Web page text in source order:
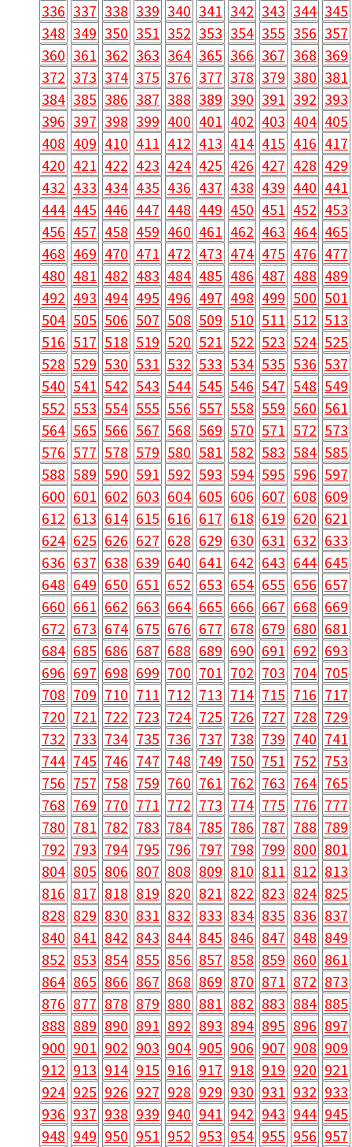
336 337 338 339 340 341 342 343 344 345
348 349 350 351 352 353 354 355 356 357
360 361 362 363 364 365 366 367 368 369
372 373 374 375 376 377 378 379 380 381
384 385 386 387 388 389 390 391 392 393
396 397 398 399 400 401 402 403 404 405
408 409 410 411 412 413 414 415 416 417
420 421 422 423 424 425 426 427 428 429
432 433 434 435 436 437 438 439 440 441
444 445 446 447 448 449 450 451 452 453
456 457 458 459 460 461 462 463 464 465
468 469 470 471 472 473 474 475 476 477
480 481 482 483 484 485 486 487 488 489
492 493 494 495 496 497 498 499 500 501
504 505 506 507 508 509 510 511 512 513
516 517 518 519 520 521 522 523 524 525
528 529 530 531 532 533 534 535 536 537
540 541 542 543 544 545 546 547 548 549
552 553 554 555 556 557 558 559 560 561
564 565 566 567 568 569 570 571 572 573
576 577 578 579 580 581 582 583 584 585
588 589 590 591 592 593 594 595 596 597
600 601 602 603 604 605 606 607 608 609
612 613 614 615 616 617 618 619 620 621
624 625 626 627 628 629 630 631 632 633
636 637 638 639 640 641 642 643 644 645
648 649 650 651 652 653 654 655 656 657
660 661 662 663 664 665 666 667 668 669
672 673 674 675 676 677 678 679 680 681
684 685 686 687 688 689 690 691 692 693
696 697 698 699 700 701 702 703 704 705
708 709 710 711 712 713 714 715 716 717
720 721 722 723 724 725 726 727 728 729
732 733 734 735 736 737 738 739 740 741
744 745 746 747 748 749 750 751 752 753
756 757 758 759 760 761 762 763 764 765
768 769 770 771 772 773 774 775 776 777
780 781 782 783 784 785 786 787 788 789
792 793 794 795 796 797 798 799 800 801
804 805 806 807 808 809 810 811 812 813
816 817 818 819 820 821 822 823 824 825
828 829 830 831 832 833 834 835 836 837
840 841 842 843 844 845 846 847 848 849
852 853 854 855 856 857 858 859 860 861
864 865 866 867 868 869 870 871 872 873
876 877 878 879 880 881 882 883 884 885
888 889 890 891 892 893 894 895 896 897
900 901 902 903 904 905 906 907 908 909
912 913 914 915 916 917 918 919 920 921
924 925 926 927 928 929 930 931 932 933
936 937 938 939 940 941 942 943 944 945
948 949 950 951 952 953 954 955 956 957